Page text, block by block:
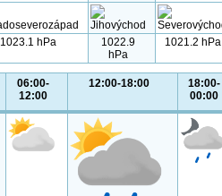
1023.1 hPa
1022.9
hPa
1021.2 hPa
06:00-
12:00
12:00-18:00
18:00-
00:00